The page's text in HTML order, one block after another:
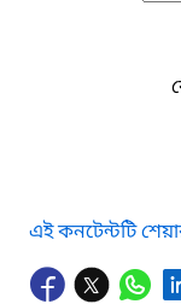
এই কনটেন্টটি